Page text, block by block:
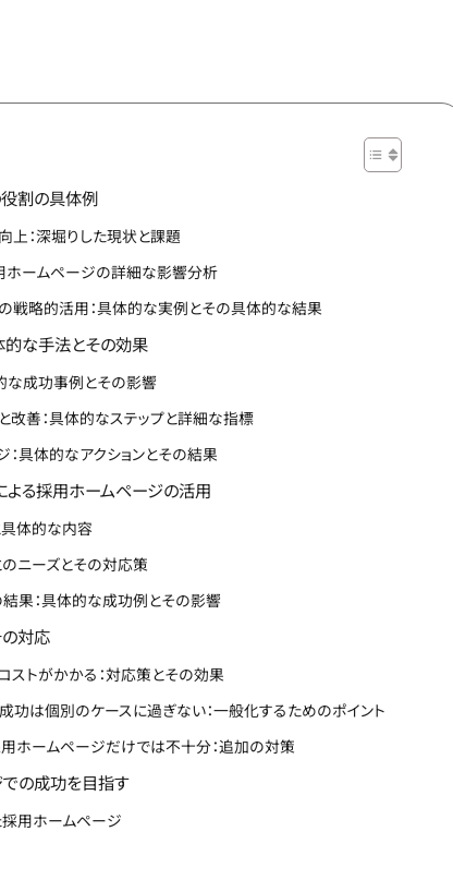
割の具体例
：深堀りした現状と課題
ホームページの詳細な影響分析
戦略的活用：具体的な実例とその具体的な結果
な手法とその効果
な成功事例とその影響
善：具体的なステップと詳細な指標
具体的なアクションとその結果
よる採用ホームページの活用
具体的な内容
ニーズとその対応策
果：具体的な成功例とその影響
対応
トがかかる：対応策とその効果
は個別のケースに過ぎない：一般化するためのポイント
ホームページだけでは不十分：追加の対策
の成功を目指す
採用ホームページ